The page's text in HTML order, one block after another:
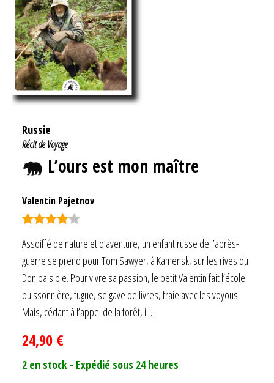
Russie
Récit de Voyage
L’ours est mon maître
Valentin Pajetnov
Assoiffé de nature et d’aventure, un enfant russe de l’après-
guerre se prend pour Tom Sawyer, à Kamensk, sur les rives du
Don paisible. Pour vivre sa passion, le petit Valentin fait l’école
buissonnière, fugue, se gave de livres, fraie avec les voyous.
Mais, cédant à l’appel de la forêt, il…
24,90 €
2 en stock - Expédié sous 24 heures